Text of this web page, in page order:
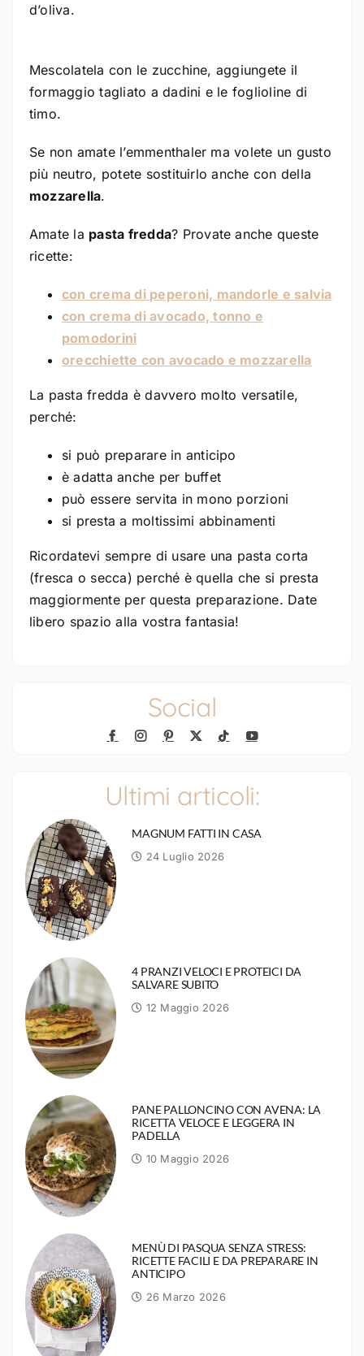
d’oliva.
Mescolatela con le zucchine, aggiungete il
formaggio tagliato a dadini e le foglioline di
timo.
Se non amate l’emmenthaler ma volete un gusto
più neutro, potete sostituirlo anche con della
mozzarella.
Amate la pasta fredda? Provate anche queste
ricette:
con crema di peperoni, mandorle e salvia
con crema di avocado, tonno e
pomodorini
orecchiette con avocado e mozzarella
La pasta fredda è davvero molto versatile,
perché:
si può preparare in anticipo
è adatta anche per buffet
può essere servita in mono porzioni
si presta a moltissimi abbinamenti
Ricordatevi sempre di usare una pasta corta
(fresca o secca) perché è quella che si presta
maggiormente per questa preparazione. Date
libero spazio alla vostra fantasia!
Social
Ultimi articoli:
MAGNUM FATTI IN CASA
24 Luglio 2026
4 PRANZI VELOCI E PROTEICI DA
SALVARE SUBITO
12 Maggio 2026
PANE PALLONCINO CON AVENA: LA
RICETTA VELOCE E LEGGERA IN
PADELLA
10 Maggio 2026
MENÙ DI PASQUA SENZA STRESS:
RICETTE FACILI E DA PREPARARE IN
ANTICIPO
26 Marzo 2026